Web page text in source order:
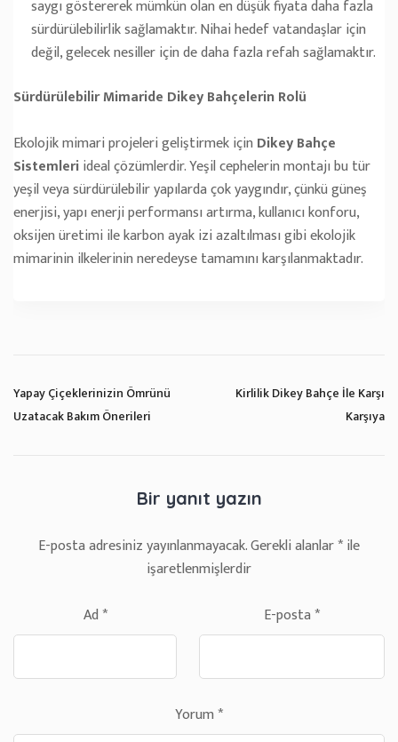
saygı göstererek mümkün olan en düşük fiyata daha fazla
sürdürülebilirlik sağlamaktır. Nihai hedef vatandaşlar için
değil, gelecek nesiller için de daha fazla refah sağlamaktır.
Sürdürülebilir Mimaride Dikey Bahçelerin Rolü
Ekolojik mimari projeleri geliştirmek için Dikey Bahçe
Sistemleriideal çözümlerdir. Yeşil cephelerin montajı bu tür
yeşil veya sürdürülebilir yapılarda çok yaygındır, çünkü güneş
enerjisi, yapı enerji performansı artırma, kullanıcı konforu,
oksijen üretimi ile karbon ayak izi azaltılması gibi ekolojik
mimarinin ilkelerinin neredeyse tamamını karşılanmaktadır.
Yapay Çiçeklerinizin Ömrünü
Uzatacak Bakım Önerileri
Kirlilik Dikey Bahçe İle Karşı
Karşıya
Bir yanıt yazın
E-posta adresiniz yayınlanmayacak.Gerekli alanlar*ile
işaretlenmişlerdir
Ad* E-posta*
Yorum*